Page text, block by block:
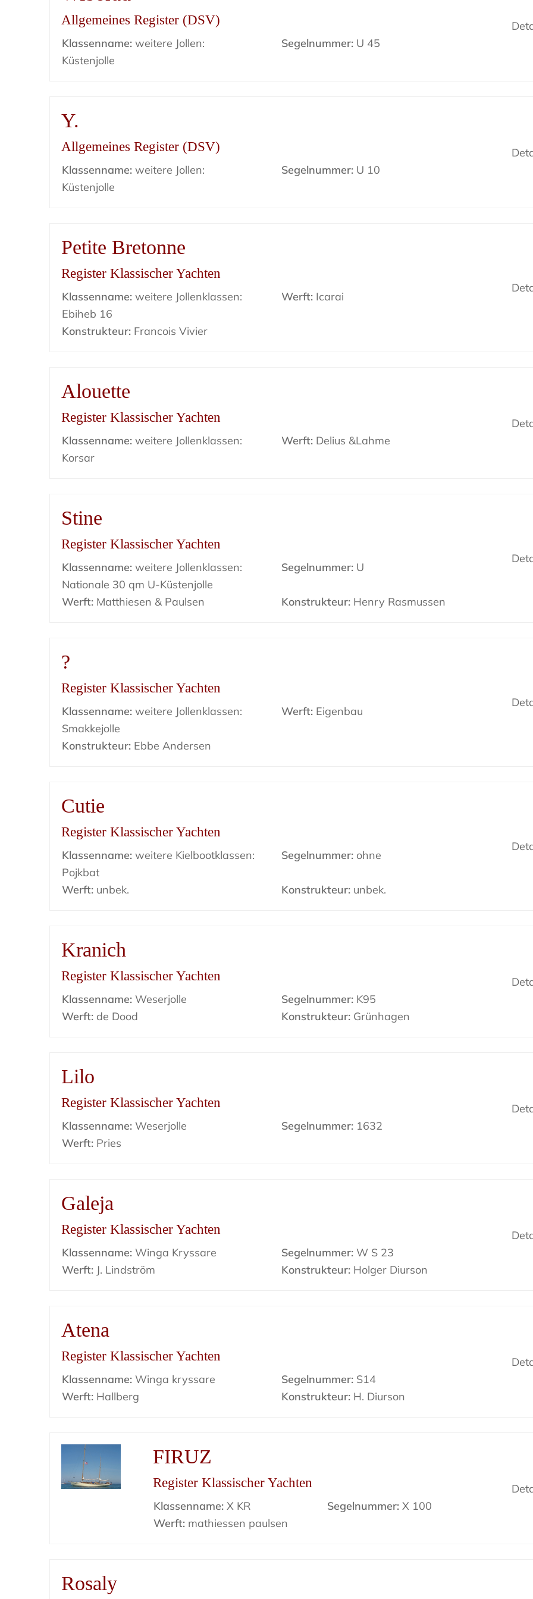
Allgemeines Register (DSV)
Klassenname: weitere Jollen:
Küstenjolle
Segelnummer:U 45
Y.
Allgemeines Register (DSV)
Klassenname: weitere Jollen:
Küstenjolle
Segelnummer:U 10
Petite Bretonne
Register Klassischer Yachten
Klassenname: weitere Jollenklassen:
Ebiheb 16
Werft:Icarai
Konstrukteur: Francois Vivier
Alouette
Register Klassischer Yachten
Klassenname: weitere Jollenklassen:
Korsar
Werft:Delius &Lahme
Stine
Register Klassischer Yachten
Klassenname: weitere Jollenklassen:
Nationale 30 qm U-Küstenjolle
Segelnummer:U
Werft: Matthiesen & Paulsen Konstrukteur:Henry Rasmussen
?
Register Klassischer Yachten
Klassenname: weitere Jollenklassen:
Smakkejolle
Werft:Eigenbau
Konstrukteur: Ebbe Andersen
Cutie
Register Klassischer Yachten
Klassenname: weitere Kielbootklassen:
Pojkbat
Segelnummer:ohne
Werft: unbek. Konstrukteur:unbek.
Kranich
Register Klassischer Yachten
Klassenname: Weserjolle Segelnummer:K95
Werft: de Dood Konstrukteur:Grünhagen
Lilo
Register Klassischer Yachten
Klassenname: Weserjolle Segelnummer:1632
Werft: Pries
Galeja
Register Klassischer Yachten
Klassenname: Winga Kryssare Segelnummer:W S 23
Werft: J. Lindström Konstrukteur:Holger Diurson
Atena
Register Klassischer Yachten
Klassenname: Winga kryssare Segelnummer:S14
Werft: Hallberg Konstrukteur:H. Diurson
FIRUZ
Register Klassischer Yachten
Klassenname: X KR Segelnummer:X 100
Werft: mathiessen paulsen
Rosaly